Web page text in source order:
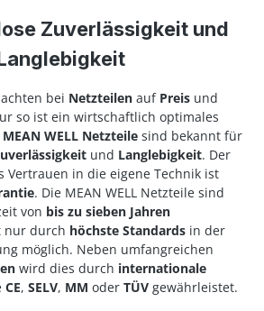
Zuverlässigkeit und
bei Netzteilen auf Preis und
so ist ein wirtschaftlich optimales
MEAN WELL Netzteile sind bekannt für
und Langlebigkeit. Der
Vertrauen in die eigene Technik ist
. Die MEAN WELL Netzteile sind
von bis zu sieben Jahren
nur durch höchste Standards in der
möglich. Neben umfangreichen
wird dies durch internationale
CE, SELV, MM oder TÜV gewährleistet.